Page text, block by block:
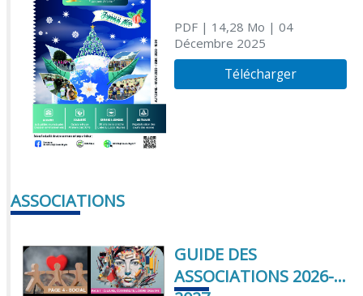
PDF| 14,28 Mo | 04
Décembre 2025
Télécharger
ASSOCIATIONS
GUIDE DES
ASSOCIATIONS 2026-